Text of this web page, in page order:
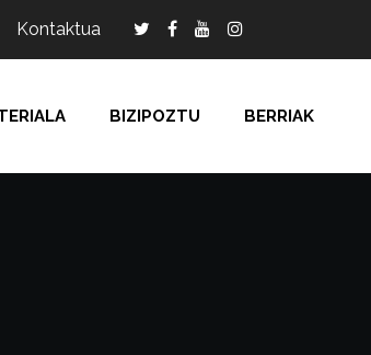
Kontaktua
BIZIPOZTU BERRIAK